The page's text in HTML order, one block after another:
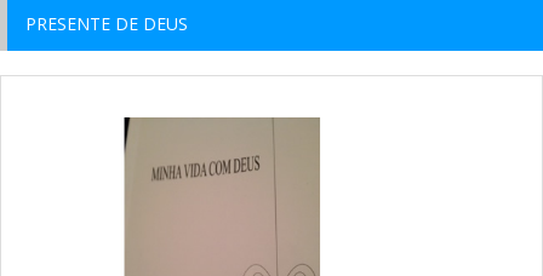
PRESENTE DE DEUS